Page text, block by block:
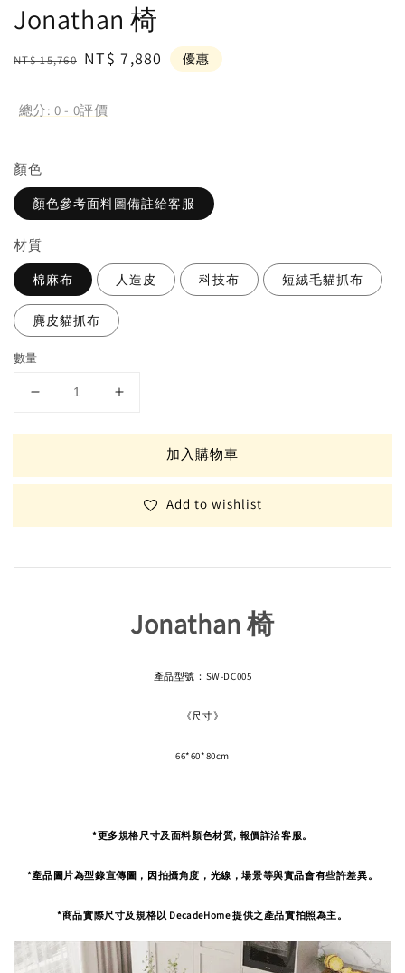
Jonathan 椅
Regular
NT$ 15,760 Sale
NT$ 7,880 優惠
總分:0 - 0評價
顏⾊
顏色參考面料圖備註給客服
材質
棉麻布 人造皮 科技布 短絨毛貓抓布
麂皮貓抓布
數量
加入購物車
Add to wishlist
Jonathan 椅
產品型號：SW-DC005
《尺寸》
66*60*80cm
*更多規格尺寸及面料顏色材質, 報價詳洽客服。
*產品圖片為型錄宣傳圖，因拍攝角度， 光線，場景等與實品會有些許差異。
*商品實際尺寸及規格以 DecadeHome 提供之產品實拍照為主。